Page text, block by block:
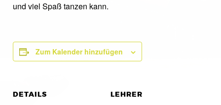
und viel Spaß tanzen kann.
Zum Kalender hinzufügen
DETAILS LEHRER